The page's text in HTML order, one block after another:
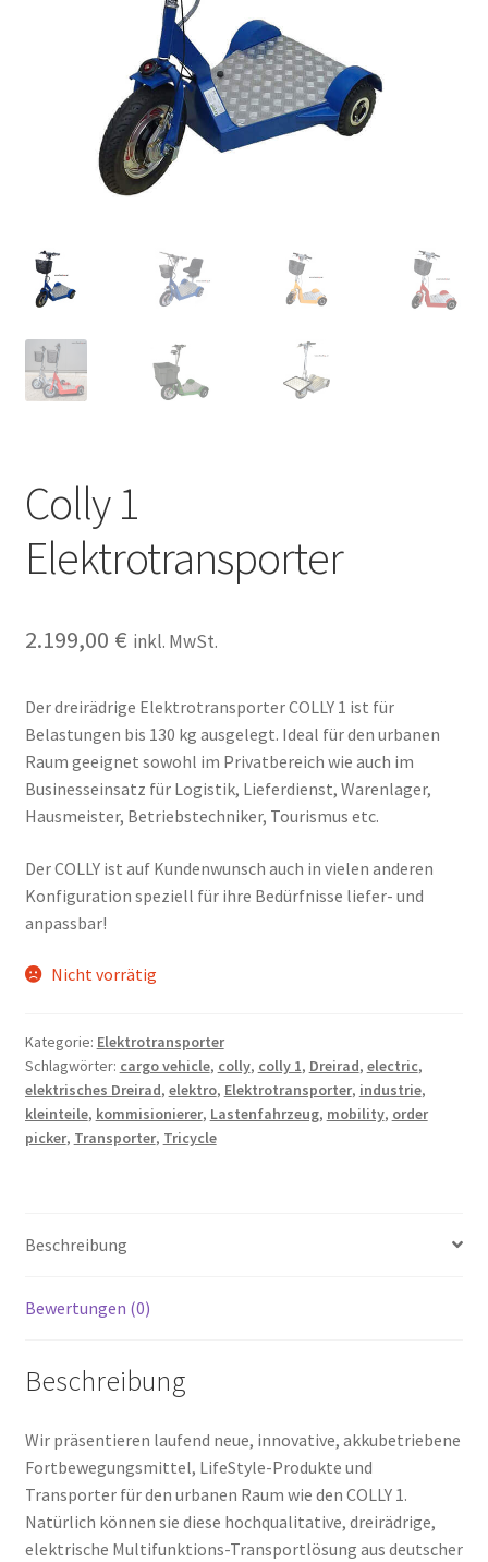
Colly 1
Elektrotransporter
2.199,00 € inkl. MwSt.
Der dreirädrige Elektrotransporter COLLY 1 ist für
Belastungen bis 130 kg ausgelegt. Ideal für den urbanen
Raum geeignet sowohl im Privatbereich wie auch im
Businesseinsatz für Logistik, Lieferdienst, Warenlager,
Hausmeister, Betriebstechniker, Tourismus etc.
Der COLLY ist auf Kundenwunsch auch in vielen anderen
Konfiguration speziell für ihre Bedürfnisse liefer- und
anpassbar!
Nicht vorrätig
Kategorie: Elektrotransporter
Schlagwörter: cargo vehicle, colly, colly 1, Dreirad, electric,
elektrisches Dreirad, elektro, Elektrotransporter, industrie,
kleinteile, kommisionierer, Lastenfahrzeug, mobility, order
picker, Transporter, Tricycle
Beschreibung
Bewertungen (0)
Beschreibung
Wir präsentieren laufend neue, innovative, akkubetriebene
Fortbewegungsmittel, LifeStyle-Produkte und
Transporter für den urbanen Raum wie den COLLY 1.
Natürlich können sie diese hochqualitative, dreirädrige,
elektrische Multifunktions-Transportlösung aus deutscher